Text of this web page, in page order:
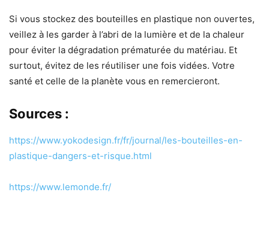
Si vous stockez des bouteilles en plastique non ouvertes,
veillez à les garder à l’abri de la lumière et de la chaleur
pour éviter la dégradation prématurée du matériau. Et
surtout, évitez de les réutiliser une fois vidées. Votre
santé et celle de la planète vous en remercieront.
Sources :
https://www.yokodesign.fr/fr/journal/les-bouteilles-en-
plastique-dangers-et-risque.html
https://www.lemonde.fr/